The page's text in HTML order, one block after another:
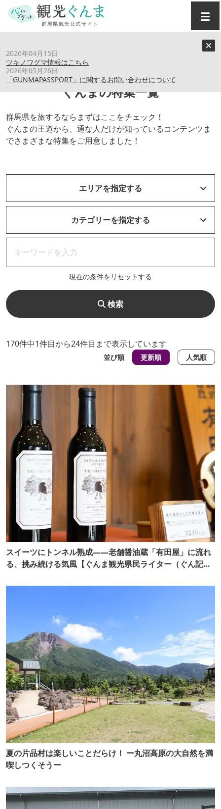
2026年04月15日
ツキノワグマ情報はこちら
2026年05月26日
「GUNMAPASSPORT」に関するお問い合わせについて
ぐんまの特集一覧
群馬県を旅するならまずはここをチェック！
ぐんまの王道から、通な人だけが知っているコンテンツま
でさまざまな特集をご用意しました！
エリアを指定する
カテゴリーを指定する
現在の条件をリセットする
検索
170件中1件目から24件目まで表示しています
並び順 更新順 人気順
スイーツにトンネル熟成——老舗醤油蔵「有田屋」に流れ
る、挑み続ける気風【ぐんま観光県民ライター（ぐん記
夏の片品村は楽しいことだらけ！ ー丸沼高原の大自然を満
喫しつくそうー